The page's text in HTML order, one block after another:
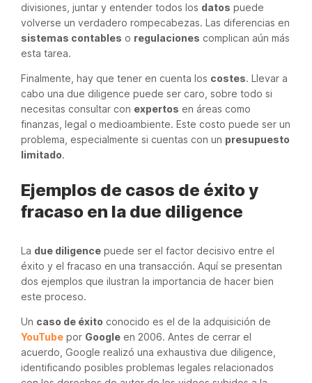
divisiones, juntar y entender todos los datos puede
volverse un verdadero rompecabezas. Las diferencias en
sistemas contables o regulaciones complican aún más
esta tarea.
Finalmente, hay que tener en cuenta los costes. Llevar a
cabo una due diligence puede ser caro, sobre todo si
necesitas consultar con expertos en áreas como
finanzas, legal o medioambiente. Este costo puede ser un
problema, especialmente si cuentas con un presupuesto
limitado.
Ejemplos de casos de éxito y
fracaso en la due diligence
La due diligence puede ser el factor decisivo entre el
éxito y el fracaso en una transacción. Aquí se presentan
dos ejemplos que ilustran la importancia de hacer bien
este proceso.
Un caso de éxito conocido es el de la adquisición de
YouTube por Google en 2006. Antes de cerrar el
acuerdo, Google realizó una exhaustiva due diligence,
identificando posibles problemas legales relacionados